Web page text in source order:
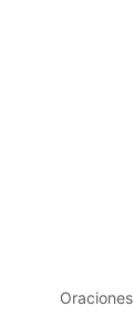
Oraciones